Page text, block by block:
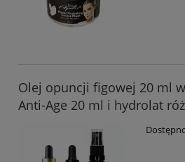
Olej opuncji figowej 20 ml
Anti-Age 20 ml i hydrolat